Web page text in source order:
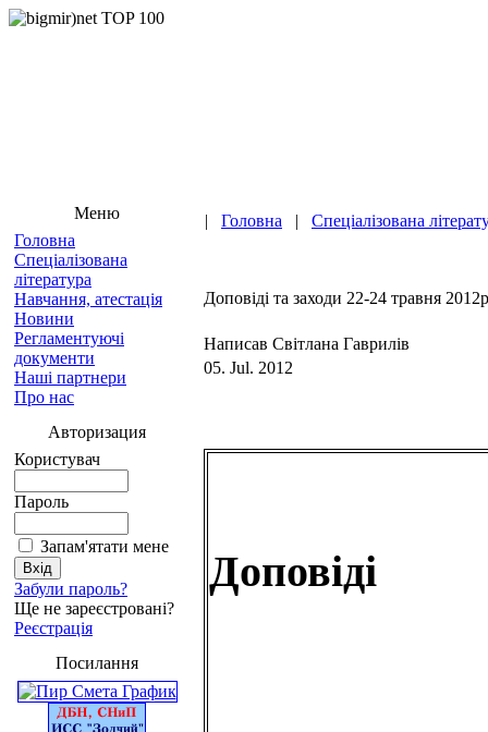
Меню
Головна
Спеціалізована
література
Навчання, атестація
Новини
Регламентуючі
документи
Наші партнери
Про нас
Авторизация
Користувач
Пароль
Запам'ятати мене
Забули пароль?
Ще не зареєстровані?
Реєстрація
Посилання
| Головна | Спеціалізована
Доповіді та заходи 22-24 травня
Написав Світлана Гаврилів
05. Jul. 2012
Доповіді